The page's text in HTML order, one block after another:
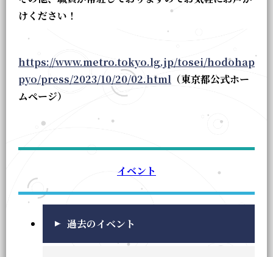
イベント
過去のイベント
けください！
https://www.metro.tokyo.lg.jp/tosei/hodohap
pyo/press/2023/10/20/02.html （東京都公式ホー
ムページ）